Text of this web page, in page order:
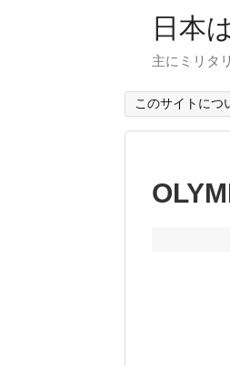
日本
主にミリタ
このサイトにつ